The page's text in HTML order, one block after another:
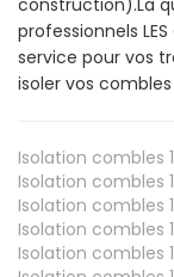
construction).La
professionnels
service pour vos
isoler vos
Isolation combles 1
Isolation combles 1
Isolation combles 1
Isolation combles 1
Isolation combles 1